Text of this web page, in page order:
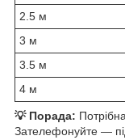
2.5 м
3 м
3.5 м
4 м
💡 Порада:
Зателефонуйте —